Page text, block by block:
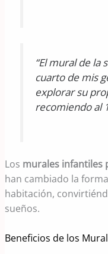
“El mural de la
cuarto de mis
explorar su
recomiendo al
Los murales infantiles
han cambiado la
habitación,
sueños.
Beneficios de los